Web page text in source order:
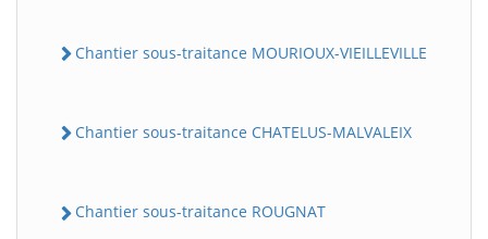
Chantier sous-traitance MOURIOUX-VIEILLEVILLE
Chantier sous-traitance CHATELUS-MALVALEIX
Chantier sous-traitance ROUGNAT